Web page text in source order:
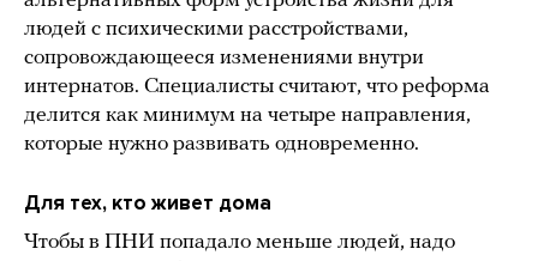
людей с психическими расстройствами,
сопровождающееся изменениями внутри
интернатов. Специалисты считают, что реформа
делится как минимум на четыре направления,
которые нужно развивать одновременно.
Для тех, кто живет дома
Чтобы в ПНИ попадало меньше людей, надо